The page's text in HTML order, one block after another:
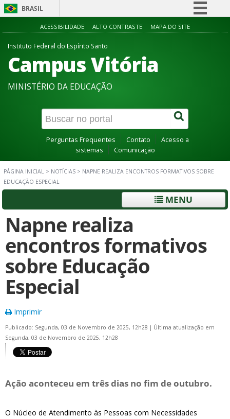
BRASIL
Simplifique!
Acesso à informação
Canais
ACESSIBILIDADE ALTO CONTRASTE MAPA DO SITE
Instituto Federal do Espírito Santo
Campus Vitória
MINISTÉRIO DA EDUCAÇÃO
Perguntas Frequentes Contato
Acesso a
sistemas
Comunicação
PÁGINA INICIAL > NOTÍCIAS > NAPNE REALIZA ENCONTROS FORMATIVOS SOBRE
EDUCAÇÃO ESPECIAL
MENU
Napne realiza
encontros formativos
sobre Educação
Especial
Imprimir
Publicado: Segunda, 03 de Novembro de 2025, 12h28 | Última atualização em
Segunda, 03 de Novembro de 2025, 12h28
Ação aconteceu em três dias no fim de outubro.
O Núcleo de Atendimento às Pessoas com Necessidades